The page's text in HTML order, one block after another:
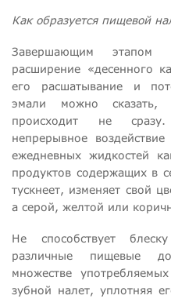
Как образуется пищевой
Завершающим этапом
расширение «десенного
его расшатывание и
эмали можно сказать,
происходит не
непрерывное
ежедневных жидкостей
продуктов содержащих в
тускнеет, изменяет свой
а серой, желтой или
Не способствует
различные пищевые
множестве
зубной налет, уплотняя